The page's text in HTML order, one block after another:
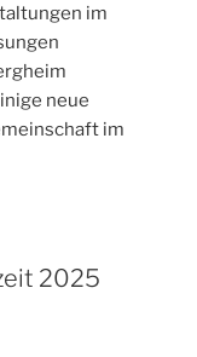
im
neue
im
2025